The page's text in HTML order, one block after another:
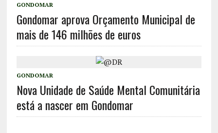
GONDOMAR
Gondomar aprova Orçamento Municipal de
mais de 146 milhões de euros
GONDOMAR
Nova Unidade de Saúde Mental Comunitária
está a nascer em Gondomar